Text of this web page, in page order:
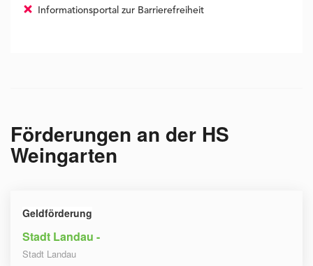
Informationsportal zur Barrierefreiheit
Förderungen an der HS
Weingarten
Geldförderung
Stadt Landau -
Stadt Landau